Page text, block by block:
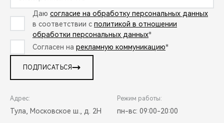
Даю согласие на обработку персональных данных
в соответствии с политикой в отношении
обработки персональных данных*
Согласен на рекламную коммуникацию*
ПОДПИСАТЬСЯ
Адрес:
Тула, Московское ш., д. 2Н
Режим работы:
пн-вс: 09:00-20:00